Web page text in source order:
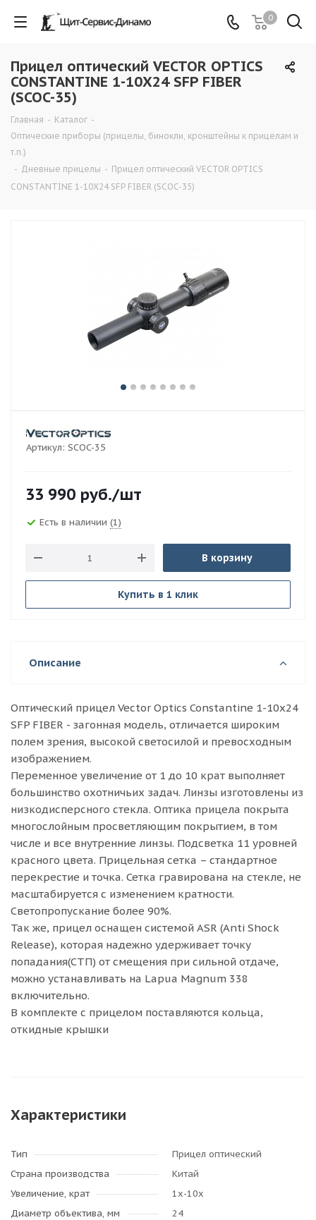
0
Прицел оптический VECTOR OPTICS
CONSTANTINE 1-10X24 SFP FIBER
(SCOC-35)
Главная - Каталог -
Оптические приборы (прицелы, бинокли, кронштейны к прицелам и
т.п.)
- Дневные прицелы - Прицел оптический VECTOR OPTICS
CONSTANTINE 1-10X24 SFP FIBER (SCOC-35)
Артикул: SCOC-35
33 990 руб./шт
Есть в наличии (1)
В корзину
Купить в 1 клик
Описание
Оптический прицел Vector Optics Constantine 1-10x24
SFP FIBER - загонная модель, отличается широким
полем зрения, высокой светосилой и превосходным
изображением.
Переменное увеличение от 1 до 10 крат выполняет
большинство охотничьих задач. Линзы изготовлены из
низкодисперсного стекла. Оптика прицела покрыта
многослойным просветляющим покрытием, в том
числе и все внутренние линзы. Подсветка 11 уровней
красного цвета. Прицельная сетка – стандартное
перекрестие и точка. Сетка гравирована на стекле, не
масштабируется с изменением кратности.
Светопропускание более 90%.
Так же, прицел оснащен системой ASR (Anti Shock
Release), которая надежно удерживает точку
попадания(СТП) от смещения при сильной отдаче,
можно устанавливать на Lapua Magnum 338
включительно.
В комплекте с прицелом поставляются кольца,
откидные крышки
Характеристики
Тип
Прицел оптический
Страна производства
Китай
Увеличение, крат
1х-10х
Диаметр объектива, мм
24